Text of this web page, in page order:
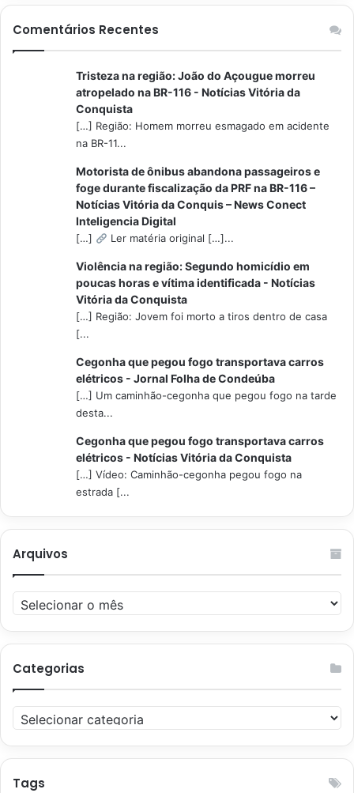
Comentários Recentes
Tristeza na região: João do Açougue morreu
atropelado na BR-116 - Notícias Vitória da
Conquista
[…] Região: Homem morreu esmagado em acidente
na BR-11...
Motorista de ônibus abandona passageiros e
foge durante fiscalização da PRF na BR-116 –
Notícias Vitória da Conquis – News Conect
Inteligencia Digital
[…] Ler matéria original […]...
Violência na região: Segundo homicídio em
poucas horas e vítima identificada - Notícias
Vitória da Conquista
[…] Região: Jovem foi morto a tiros dentro de casa
[...
Cegonha que pegou fogo transportava carros
elétricos - Jornal Folha de Condeúba
[…] Um caminhão-cegonha que pegou fogo na tarde
desta...
Cegonha que pegou fogo transportava carros
elétricos - Notícias Vitória da Conquista
[…] Vídeo: Caminhão-cegonha pegou fogo na
estrada [...
Arquivos
Arquivos
Categorias
Categorias
Tags